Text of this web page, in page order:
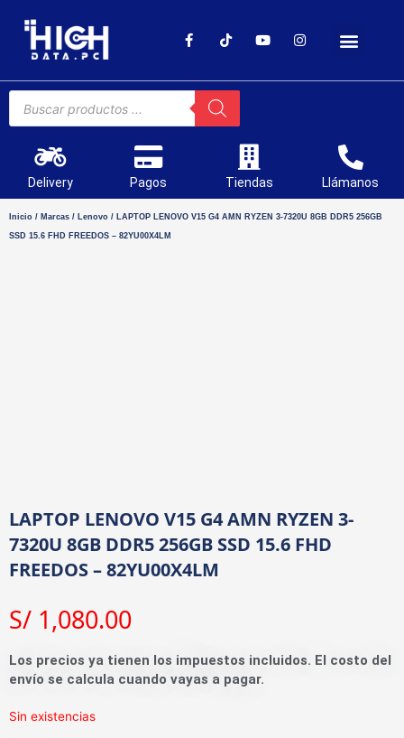
Delivery Pagos Tiendas Llámanos
Inicio / Marcas / Lenovo / LAPTOP LENOVO V15 G4 AMN RYZEN 3-7320U 8GB DDR5 256GB
SSD 15.6 FHD FREEDOS – 82YU00X4LM
LAPTOP LENOVO V15 G4 AMN RYZEN 3-
7320U 8GB DDR5 256GB SSD 15.6 FHD
FREEDOS – 82YU00X4LM
S/ 1,080.00
Los precios ya tienen los impuestos incluidos. El costo del
envío se calcula cuando vayas a pagar.
Sin existencias